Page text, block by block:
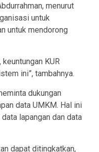
menurut
untuk
untuk mendorong
KUR
ini”, tambahnya.
dukungan
data UMKM. Hal ini
lapangan dan data
dapat ditingkatkan,